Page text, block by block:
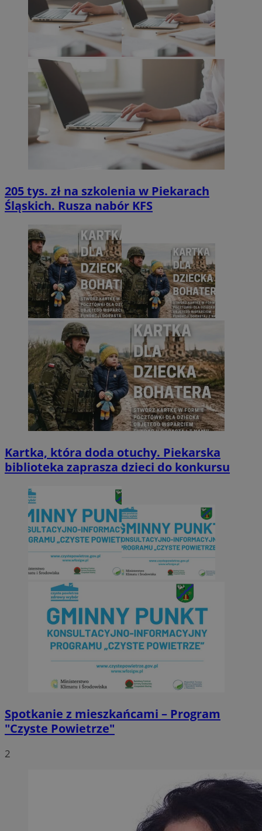
205 tys. zł na szkolenia w Piekarach
Śląskich. Rusza nabór KFS
Kartka, która doda otuchy. Piekarska
biblioteka zaprasza dzieci do konkursu
Spotkanie z mieszkańcami – Program
"Czyste Powietrze"
2